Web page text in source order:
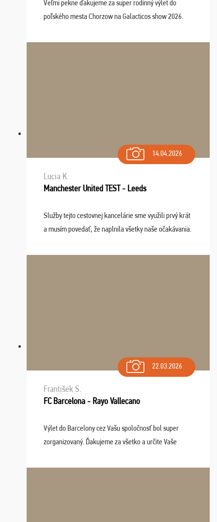
Veľmi pekne ďakujeme za super rodinný výlet do
poľského mesta Chorzow na Galacticos show 2026.
Navštívili sme aj zábavný park Legendia, previe ...
14.04.2026
Lucia K.
Manchester United TEST - Leeds
Služby tejto cestovnej kancelárie sme využili prvý krát
a musím povedať, že naplnila všetky naše očakávania.
dispozícii nonstop (milí, profesionálni ...
22.03.2026
František S.
FC Barcelona - Rayo Vallecano
Výlet do Barcelony cez Vašu spoločnosť bol super
zorganizovaný. Ďakujeme za všetko a určite Vaše